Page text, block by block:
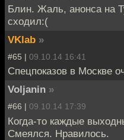
Блин. Жаль, анонса на
сходил:(
VKlab »
#65 | 09.10.14 16:41
Спецпоказов в Москве
Voljanin »
#66 | 09.10.14 17:39
Когда-то каждые
Смеялся. Нравилось.